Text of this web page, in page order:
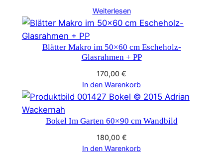
Weiterlesen
Blätter Makro im 50×60 cm Escheholz-
Glasrahmen + PP
170,00 €
In den Warenkorb
Bokel Im Garten 60×90 cm Wandbild
180,00 €
In den Warenkorb